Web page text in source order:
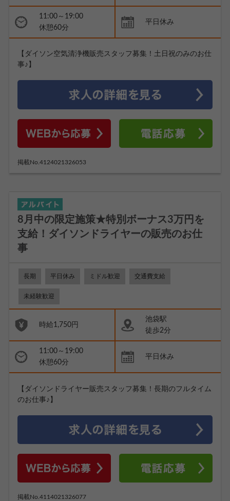
11:00～19:00
休憩60分
平日休み
【ダイソン空気清浄機販売スタッフ募集！土日祝のみのお仕
事♪】
掲載No.4124021326053
8月中の限定施策★特別ボーナス3万円を
支給！ダイソンドライヤーの販売のお仕
事
長期 平日休み ミドル歓迎 交通費支給
未経験歓迎
時給1,750円
池袋駅
徒歩2分
11:00～19:00
休憩60分
平日休み
【ダイソンドライヤー販売スタッフ募集！長期のフルタイム
のお仕事♪】
掲載No.4114021326077